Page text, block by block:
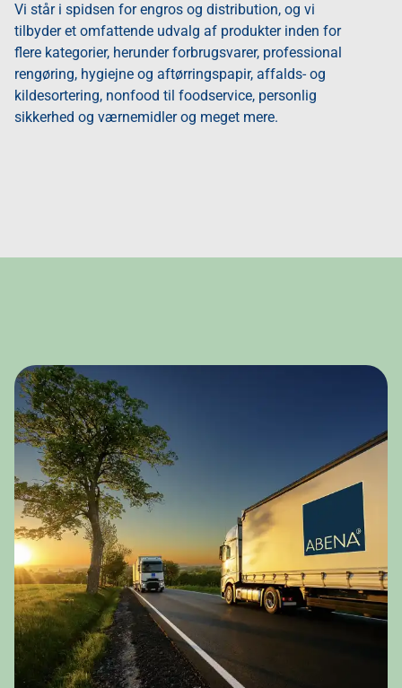
Vi står i spidsen for engros og distribution, og vi
tilbyder et omfattende udvalg af produkter inden for
flere kategorier, herunder forbrugsvarer, professional
rengøring, hygiejne og aftørringspapir, affalds- og
kildesortering, nonfood til foodservice, personlig
sikkerhed og værnemidler og meget mere.